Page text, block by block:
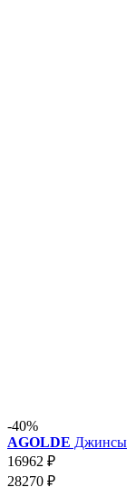
-40%
AGOLDE Джинсы
16962 ₽
28270 ₽